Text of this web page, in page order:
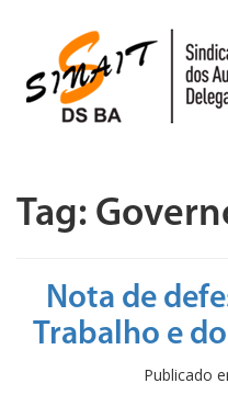
para
conteúdo
Tag:
Nota de
Trabalho e
Publicado